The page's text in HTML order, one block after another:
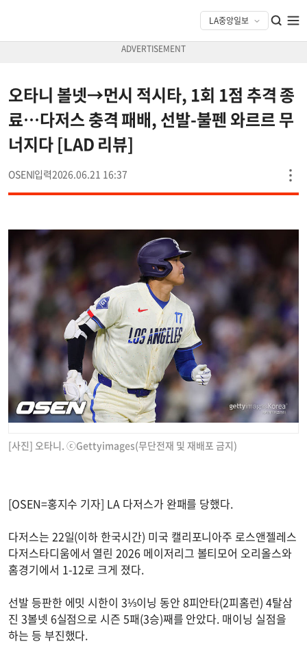
오타니 볼넷→먼시 적시타, 1회 1점 추격 종
료…다저스 충격 패배, 선발-불펜 와르르 무
너지다 [LAD 리뷰]
OSEN 2026.06.21 16:37
[사진] 오타니. ⓒGettyimages(무단전재 및 재배포 금지)
[OSEN=홍지수 기자] LA 다저스가 완패를 당했다.
다저스는 22일(이하 한국시간) 미국 캘리포니아주 로스앤젤레스
다저스타디움에서 열린 2026 메이저리그 볼티모어 오리올스와
홈경기에서 1-12로 크게 졌다.
선발 등판한 에밋 시한이 3⅓이닝 동안 8피안타(2피홈런) 4탈삼
진 3볼넷 6실점으로 시즌 5패(3승)째를 안았다. 매이닝 실점을
하는 등 부진했다.